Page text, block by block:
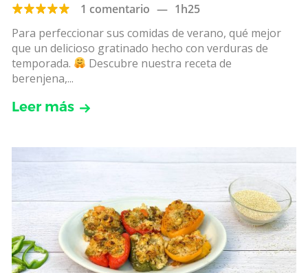
1 comentario — 1h25
Para perfeccionar sus comidas de verano, qué mejor
que un delicioso gratinado hecho con verduras de
temporada.
Descubre nuestra receta de
berenjena,...
Leer más